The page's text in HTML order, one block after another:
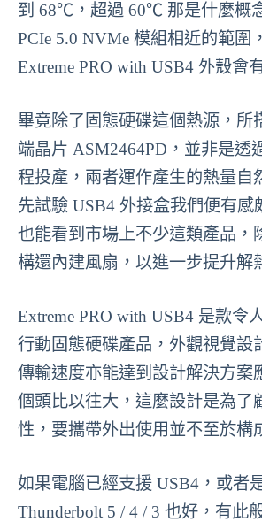
到 68℃，超過 60℃ 那是什麼概
PCIe 5.0 NVMe 模組相近的範圍
Extreme PRO with USB4 外殼會
畢竟除了固態硬碟這個熱源，所
端晶片 ASM2464PD，並非是透
程投產，兩者運作產生的熱量自
先試驗 USB4 外接盒我們便有感
也能看到市場上不少這類產品，
構還內建風扇，以進一步提升解
Extreme PRO with USB4 是款令
行動固態硬碟產品，外觀視覺設
傳輸速度亦能達到設計解決方案
個頭比以往大，這麼設計是為了
性，要攜帶外出使用並不至於構
如果電腦已經支援 USB4，或者
Thunderbolt 5 / 4 / 3 也好，有此